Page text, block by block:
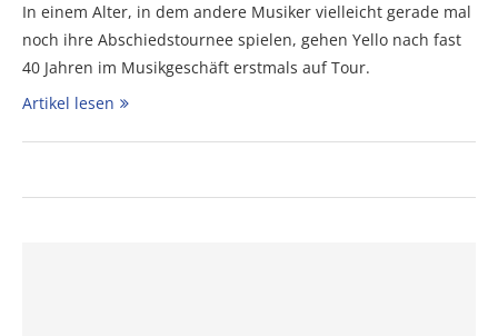
In einem Alter, in dem andere Musiker vielleicht gerade mal
noch ihre Abschiedstournee spielen, gehen Yello nach fast
40 Jahren im Musikgeschäft erstmals auf Tour.
Artikel lesen